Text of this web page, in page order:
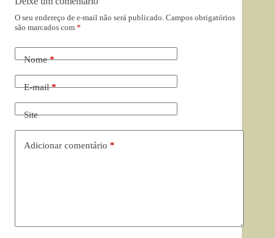
O seu endereço de e-mail não será publicado. Campos obrigatórios
são marcados com *
Nome*
E-mail*
Site
Adicionar comentário *